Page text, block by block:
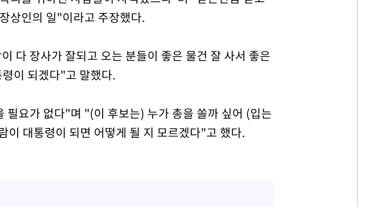
상인의 일"이라고 주장했다.
다 장사가 잘되고 오는 분들이 좋은 물건 잘 사서 좋은
이 되겠다"고 말했다.
필요가 없다"며 "(이 후보는) 누가 총을 쏠까 싶어 (입는
이 대통령이 되면 어떻게 될 지 모르겠다"고 했다.